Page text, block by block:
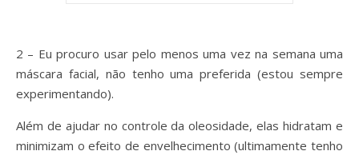
2 – Eu procuro usar pelo menos uma vez na semana uma
máscara facial, não tenho uma preferida (estou sempre
experimentando).
Além de ajudar no controle da oleosidade, elas hidratam e
minimizam o efeito de envelhecimento (ultimamente tenho